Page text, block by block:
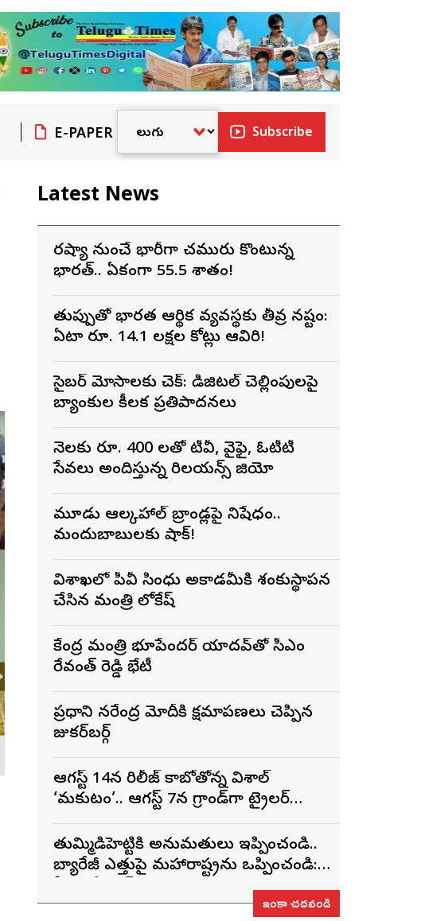
E-PAPER Subscribe
Latest News
రష్యా నుంచే భారీగా చమురు కొంటున్న
భారత్.. ఏకంగా 55.5 శాతం!
తుప్పుతో భారత ఆర్థిక వ్యవస్థకు తీవ్ర నష్టం:
ఏటా రూ. 14.1 లక్షల కోట్లు ఆవిరి!
సైబర్ మోసాలకు చెక్: డిజిటల్ చెల్లింపులపై
బ్యాంకుల కీలక ప్రతిపాదనలు
నెలకు రూ. 400 లతో టీవీ, వైఫై, ఓటీటీ
సేవలు అందిస్తున్న రిలయన్స్ జియో
మూడు ఆల్కహాల్ బ్రాండ్లపై నిషేధం..
మందుబాబులకు షాక్!
విశాఖలో పీవీ సింధు అకాడమీకి శంకుస్థాపన
చేసిన మంత్రి లోకేష్
కేంద్ర మంత్రి భూపేందర్ యాదవ్‌తో సీఎం
రేవంత్ రెడ్డి భేటీ
ప్రధాని నరేంద్ర మోదీకి క్షమాపణలు చెప్పిన
జుకర్‌బర్గ్
ఆగస్ట్ 14న రిలీజ్ కాబోతోన్న విశాల్
‘మకుటం’.. ఆగస్ట్ 7న గ్రాండ్‌గా ట్రైలర్
తుమ్మిడిహెట్టికి అనుమ‌తులు ఇప్పించండి..
బ్యారేజీ ఎత్తుపై మ‌హారాష్ట్రను ఒప్పించండి:
ఇంకా చదవండి